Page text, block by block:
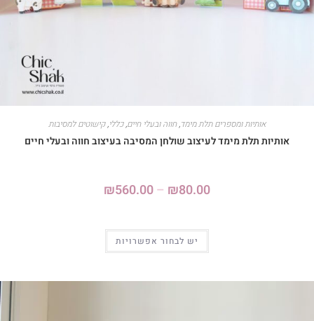
אותיות ומספרים תלת מימד,חווה ובעלי חיים,כללי,קישוטים למסיבות
אותיות תלת מימד לעיצוב שולחן המסיבה בעיצוב חווה ובעלי חיים
₪80.00
–
₪560.00
יש לבחור אפשרויות